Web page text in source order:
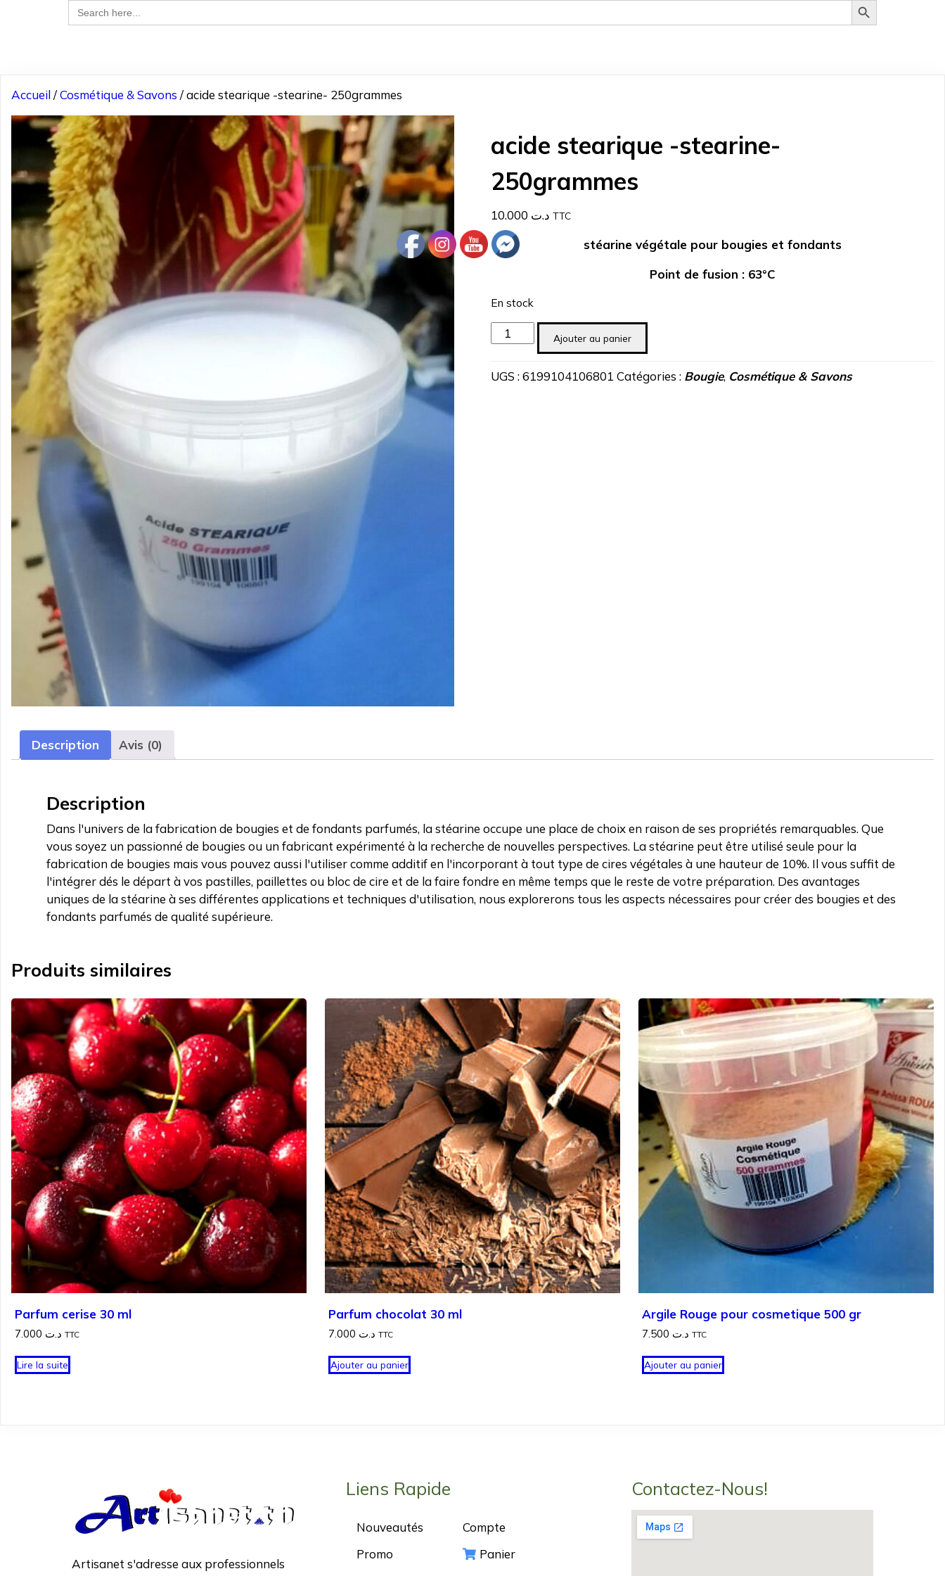
Search
for:
Accueil/Cosmétique & Savons / acide stearique -stearine- 250grammes
acide stearique -stearine-
250grammes
د.ت TTC
stéarine végétale pour bougies et fondants
Point de fusion : 63°C
En stock
quantité
de
stearique
Ajouter au panier
UGS :6199104106801 Catégories : Bougie, Cosmétique & Savons
Description Avis (0)
Description
Dans l'univers de la fabrication de bougies et de fondants parfumés, la stéarine occupe une place de choix en raison de ses propriétés remarquables. Que
vous soyez un passionné de bougies ou un fabricant expérimenté à la recherche de nouvelles perspectives. La stéarine peut être utilisé seule pour la
fabrication de bougies mais vous pouvez aussi l'utiliser comme additif en l'incorporant à tout type de cires végétales à une hauteur de 10%. Il vous suffit de
l'intégrer dés le départ à vos pastilles, paillettes ou bloc de cire et de la faire fondre en même temps que le reste de votre préparation. Des avantages
uniques de la stéarine à ses différentes applications et techniques d'utilisation, nous explorerons tous les aspects nécessaires pour créer des bougies et des
fondants parfumés de qualité supérieure.
Produits similaires
Parfum cerise 30 ml
د.ت TTC
Lire la suite
Parfum chocolat 30 ml
د.ت TTC
Ajouter au panier
Argile Rouge pour cosmetique 500 gr
د.ت TTC
Ajouter au panier
Artisanet s'adresse aux professionnels
Liens Rapide
Nouveautés
Promo
Compte
Panier
Contactez-Nous!